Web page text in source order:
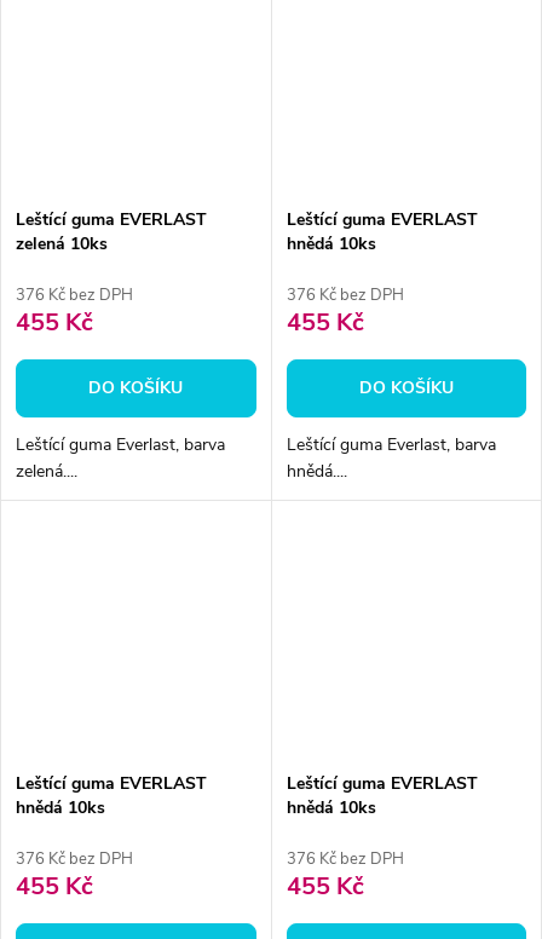
Leštící guma EVERLAST
zelená 10ks
376 Kč bez DPH
455 Kč
DO KOŠÍKU
Leštící guma Everlast, barva
zelená....
Leštící guma EVERLAST
hnědá 10ks
376 Kč bez DPH
455 Kč
DO KOŠÍKU
Leštící guma Everlast, barva
hnědá....
Leštící guma EVERLAST
hnědá 10ks
376 Kč bez DPH
455 Kč
Leštící guma EVERLAST
hnědá 10ks
376 Kč bez DPH
455 Kč